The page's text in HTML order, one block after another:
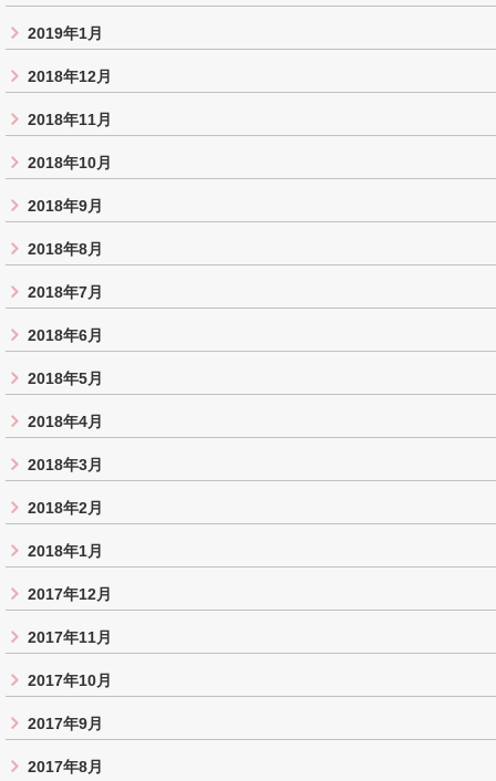
2019年1月
2018年12月
2018年11月
2018年10月
2018年9月
2018年8月
2018年7月
2018年6月
2018年5月
2018年4月
2018年3月
2018年2月
2018年1月
2017年12月
2017年11月
2017年10月
2017年9月
2017年8月